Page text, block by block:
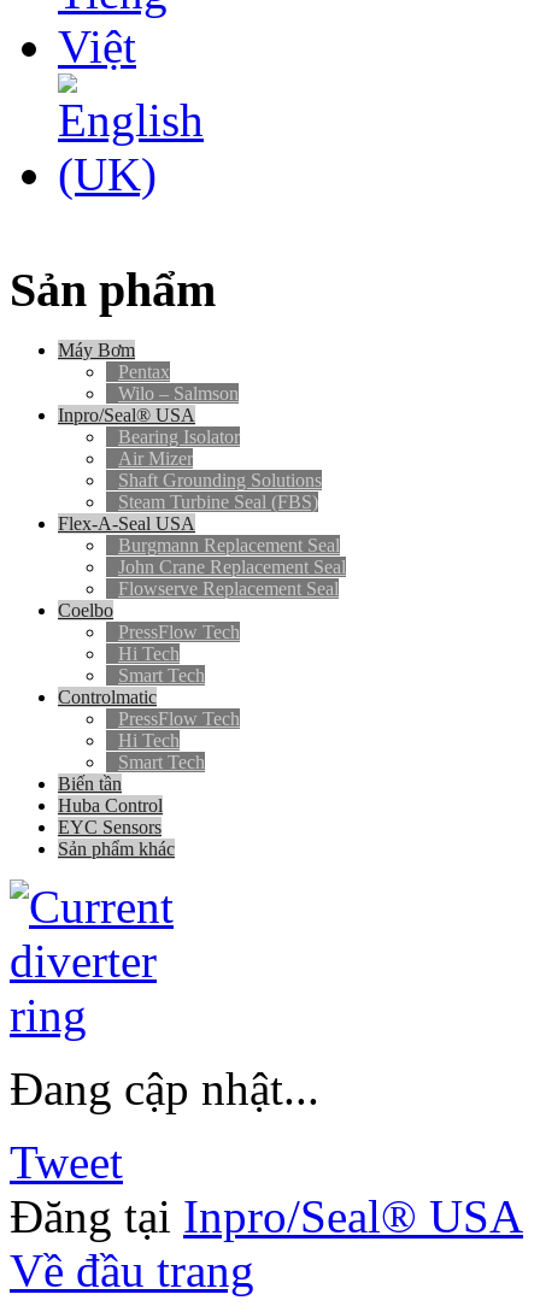
Sản phẩm
Máy Bơm
Pentax
Wilo – Salmson
Inpro/Seal® USA
Bearing Isolator
Air Mizer
Shaft Grounding Solutions
Steam Turbine Seal (FBS)
Flex-A-Seal USA
Burgmann Replacement Seal
John Crane Replacement Seal
Flowserve Replacement Seal
Coelbo
PressFlow Tech
Hi Tech
Smart Tech
Controlmatic
PressFlow Tech
Hi Tech
Smart Tech
Biến tần
Huba Control
EYC Sensors
Sản phẩm khác
Đang cập nhật...
Tweet
Đăng tại Inpro/Seal® USA
Về đầu trang